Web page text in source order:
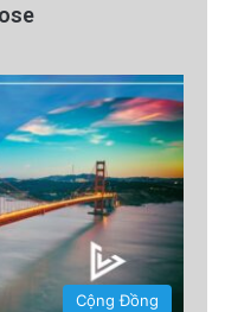
Cộng Đồng